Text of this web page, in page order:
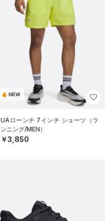
NEW
UAローンチ 7インチ ショーツ（ラ
ンニング/MEN）
￥3,850